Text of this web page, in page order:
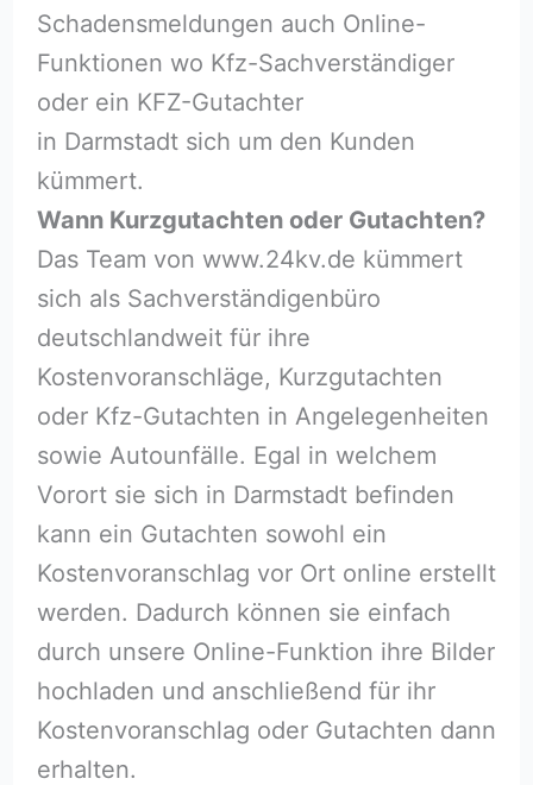
Schadensmeldungen auch Online-
Funktionen wo Kfz-Sachverständiger
oder ein KFZ-Gutachter
in Darmstadt sich um den Kunden
kümmert.
Wann Kurzgutachten oder Gutachten?
Das Team von www.24kv.de kümmert
sich als Sachverständigenbüro
deutschlandweit für ihre
Kostenvoranschläge, Kurzgutachten
oder Kfz-Gutachten in Angelegenheiten
sowie Autounfälle. Egal in welchem
Vorort sie sich in Darmstadt befinden
kann ein Gutachten sowohl ein
Kostenvoranschlag vor Ort online erstellt
werden. Dadurch können sie einfach
durch unsere Online-Funktion ihre Bilder
hochladen und anschließend für ihr
Kostenvoranschlag oder Gutachten dann
erhalten.